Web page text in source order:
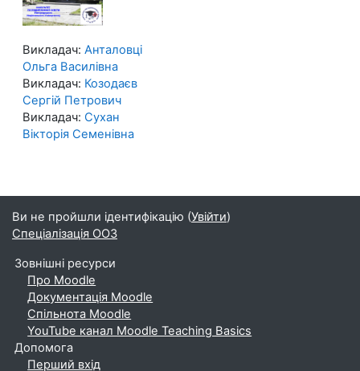
Викладач: Анталовці
Ольга Василівна
Викладач: Козодаєв
Сергій Петрович
Викладач: Сухан
Вікторія Семенівна
Ви не пройшли ідентифікацію (Увійти)
Спеціалізація ООЗ
Зовнішні ресурси
Про Moodle
Документація Moodle
Спільнота Moodle
YouTube канал Moodle Teaching Basics
Допомога
Перший вхід